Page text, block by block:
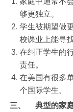
够更独立。
学生被期望做
校课业上能寻
在纠正学生的
责任。
在美国有很多
个国际学生。
三、
典型的家